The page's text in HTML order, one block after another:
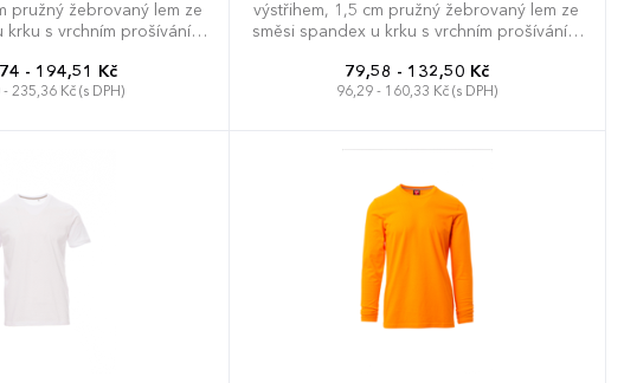
pružný žebrovaný lem ze
krku s vrchním prošíváním
od ramene k rameni
pružné švy, postranní
- 194,51 Kč
235,36 Kč (s DPH)
výstřihem, 1,5 cm pružný žebrovaný lem ze
směsi spandex u krku s vrchním prošíváním
79,58 - 132,50 Kč
96,29 - 160,33 Kč (s DPH)
4XL 5XL